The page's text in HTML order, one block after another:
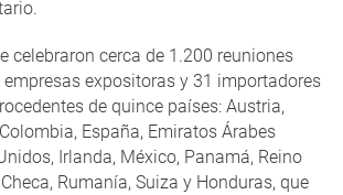
celebraron cerca de 1.200 reuniones
expositoras y 31 importadores
de quince países: Austria,
España, Emiratos Árabes
Irlanda, México, Panamá, Reino
Rumanía, Suiza y Honduras, que